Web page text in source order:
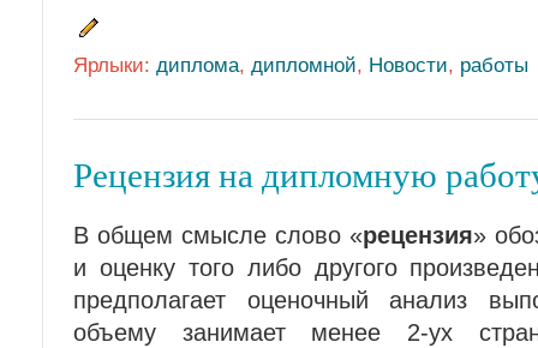
Ярлыки: диплома, дипломной, Новости, работы
Рецензия на дипломную
В общем смысле слово «рецензия»
и оценку того либо другого
предполагает оценочный анализ
объему занимает менее 2-ух